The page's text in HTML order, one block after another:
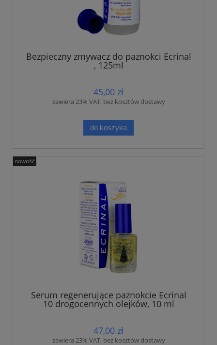
Bezpieczny zmywacz do paznokci Ecrinal
, 125ml
45,00 zł
zawiera 23% VAT, bez kosztów dostawy
do koszyka
Serum regenerujące paznokcie Ecrinal
10 drogocennych olejków, 10 ml
47,00 zł
zawiera 23% VAT, bez kosztów dostawy
nowość